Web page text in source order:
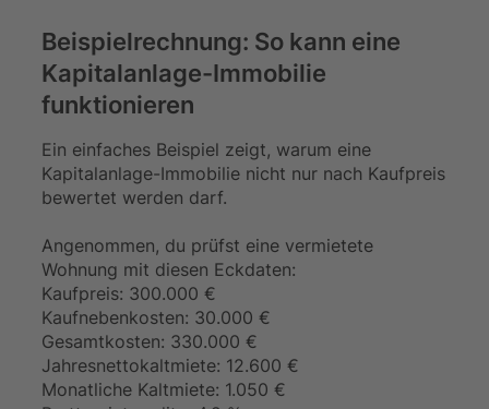
Beispielrechnung: So kann eine
Kapitalanlage-Immobilie
funktionieren
Ein einfaches Beispiel zeigt, warum eine
Kapitalanlage-Immobilie nicht nur nach Kaufpreis
bewertet werden darf.
Angenommen, du prüfst eine vermietete
Wohnung mit diesen Eckdaten:
Kaufpreis: 300.000 €
Kaufnebenkosten: 30.000 €
Gesamtkosten: 330.000 €
Jahresnettokaltmiete: 12.600 €
Monatliche Kaltmiete: 1.050 €